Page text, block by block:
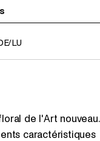
/LU
de l'Art nouveau.
caractéristiques